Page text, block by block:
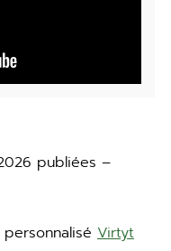
publiées –
Virtyt